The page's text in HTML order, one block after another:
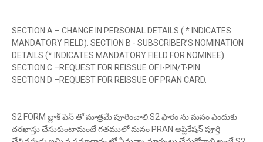
SECTION A – CHANGE IN PERSONAL DETAILS ( * INDICATES
MANDATORY FIELD). SECTION B - SUBSCRIBER’S NOMINATION
DETAILS (* INDICATES MANDATORY FIELD FOR NOMINEE).
SECTION C –REQUEST FOR REISSUE OF I-PIN/T-PIN.
SECTION D –REQUEST FOR REISSUE OF PRAN CARD.
S2 FORM బ్లాక్ పెన్ తో మాత్రమే పూరించాలి.S2 ఫారం ను మనం ఎందుకు
దరఖాస్తు చేసుకుంటామంటే గతములో మనం PRAN అప్లికేషన్ పూర్తి